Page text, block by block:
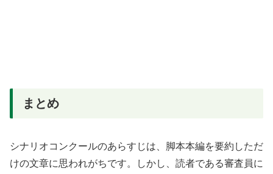
まとめ
シナリオコンクールのあらすじは、脚本本編を要約しただ
けの文章に思われがちです。しかし、読者である審査員に